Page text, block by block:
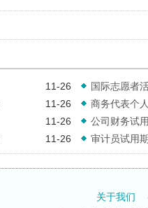
11-26
国际志愿者
11-26
商务代表个
11-26
公司财务试
11-26
审计员试用
关于我们